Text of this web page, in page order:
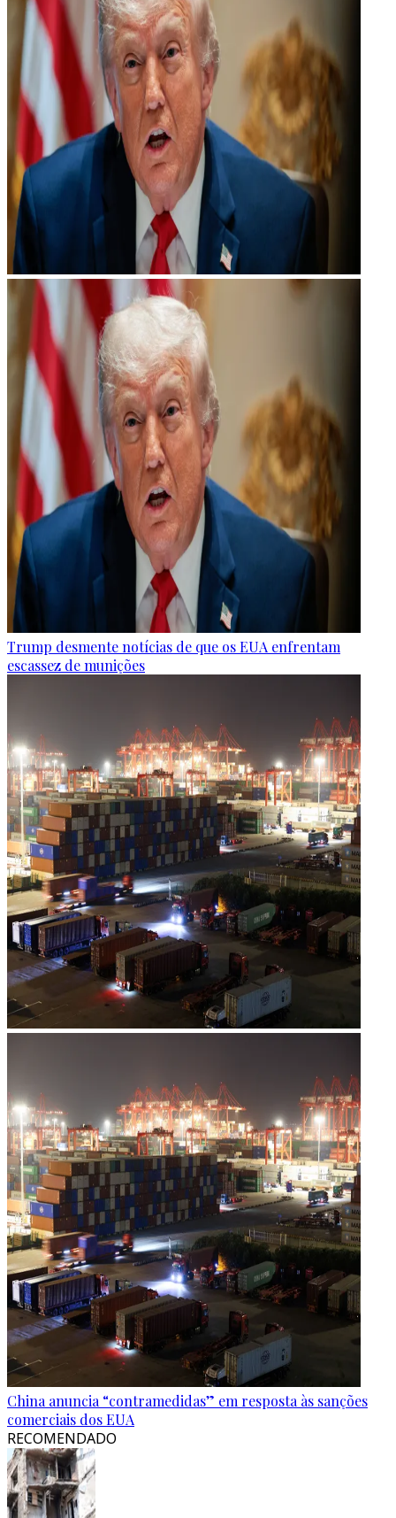
Trump desmente notícias de que os EUA enfrentam
escassez de munições
China anuncia “contramedidas” em resposta às sanções
comerciais dos EUA
RECOMENDADO